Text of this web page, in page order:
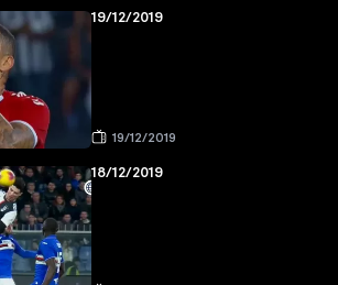
19/12/2019
19/12/2019
18/12/2019